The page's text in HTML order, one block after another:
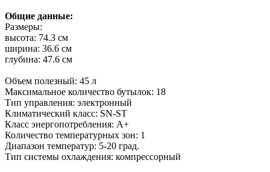
Общие данные:
Размеры:
высота: 74.3 см
ширина: 36.6 см
глубина: 47.6 см
Объем полезный: 45 л
Максимальное количество бутылок: 18
Тип управления: электронный
Климатический класс: SN-ST
Класс энергопотребления: А+
Количество температурных зон: 1
Диапазон температур: 5-20 град.
Тип системы охлаждения: компрессорный